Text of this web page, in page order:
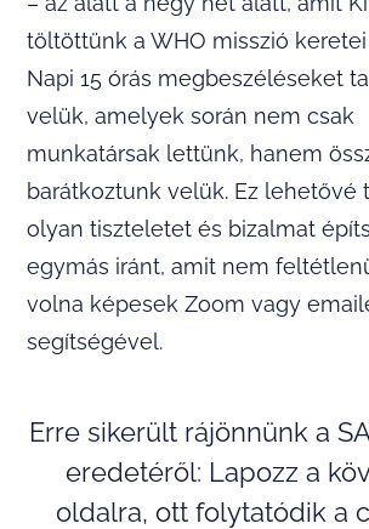
töltöttünk a WHO misszió
Napi 15 órás megbeszéléseket
velük, amelyek során nem csak
munkatársak lettünk, hanem
barátkoztunk velük. Ez lehetővé
olyan tiszteletet és bizalmat
egymás iránt, amit nem
volna képesek Zoom vagy
segítségével.
Erre sikerült rájönnünk a
eredetéről: Lapozz a
oldalra, ott folytatódik a